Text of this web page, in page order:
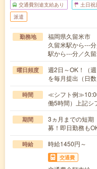
交通費別途支給あり 土日祝
派遣
勤務地
福岡県久留米市
久留米駅から---
駅から---分／久
曜日頻度
週2日～OK！（
を毎月提出（日
時間
≪シフト例
働5時間）上記
期間
3ヵ月までの短
募！即日勤務も
時給 時給1450円～
交通費